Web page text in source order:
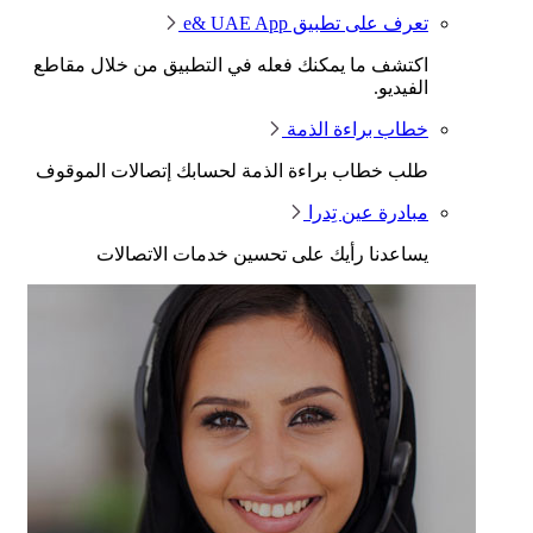
تعرف على تطبيق e& UAE App
اكتشف ما يمكنك فعله في التطبيق من خلال مقاطع
خطاب براءة الذمة
طلب خطاب براءة الذمة لحسابك إتصالات الموقوف
مبادرة عين تِدرا
يساعدنا رأيك على تحسين خدمات الاتصالات